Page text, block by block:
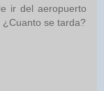
ir del aeropuerto
¿Cuanto se tarda?